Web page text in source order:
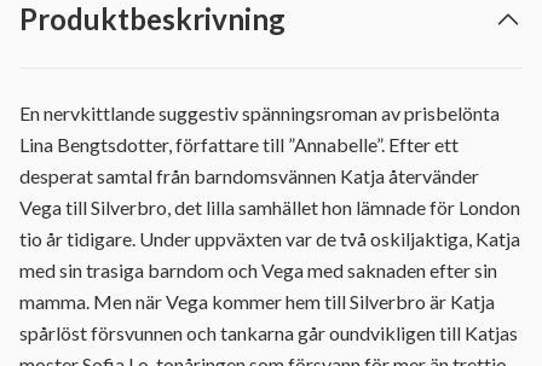
Produktbeskrivning
En nervkittlande suggestiv spänningsroman av prisbelönta
Lina Bengtsdotter, författare till ”Annabelle”. Efter ett
desperat samtal från barndomsvännen Katja återvänder
Vega till Silverbro, det lilla samhället hon lämnade för London
tio år tidigare. Under uppväxten var de två oskiljaktiga, Katja
med sin trasiga barndom och Vega med saknaden efter sin
mamma. Men när Vega kommer hem till Silverbro är Katja
spårlöst försvunnen och tankarna går oundvikligen till Katjas